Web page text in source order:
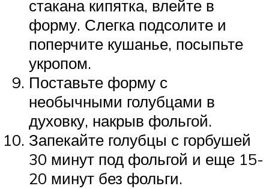
стакана кипятка, влейте в
форму. Слегка подсолите и
поперчите кушанье, посыпьте
укропом.
Поставьте форму с
необычными голубцами в
духовку, накрыв фольгой.
Запекайте голубцы с горбушей
30 минут под фольгой и еще 15-
20 минут без фольги.